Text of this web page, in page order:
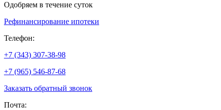
Одобряем в течение суток
Рефинансирование ипотеки
Телефон:
+7 (343) 307-38-98
+7 (965) 546-87-68
Заказать обратный звонок
Почта: